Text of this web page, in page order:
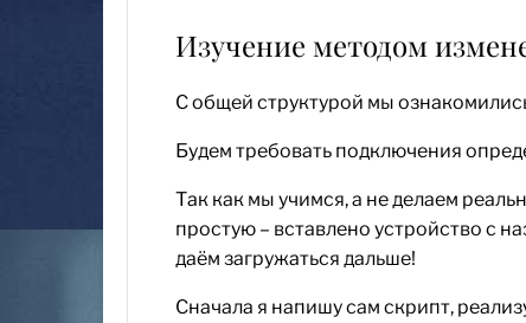
Изучение методом
С общей структурой мы
Будем требовать подключения
Так как мы учимся, а не делаем
простую – вставлено устройство с
даём загружаться дальше!
Сначала я напишу сам скрипт,